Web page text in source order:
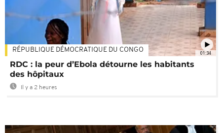
01:34
RÉPUBLIQUE DÉMOCRATIQUE DU CONGO
RDC : la peur d’Ebola détourne les habitants
des hôpitaux
Il y a 2 heures